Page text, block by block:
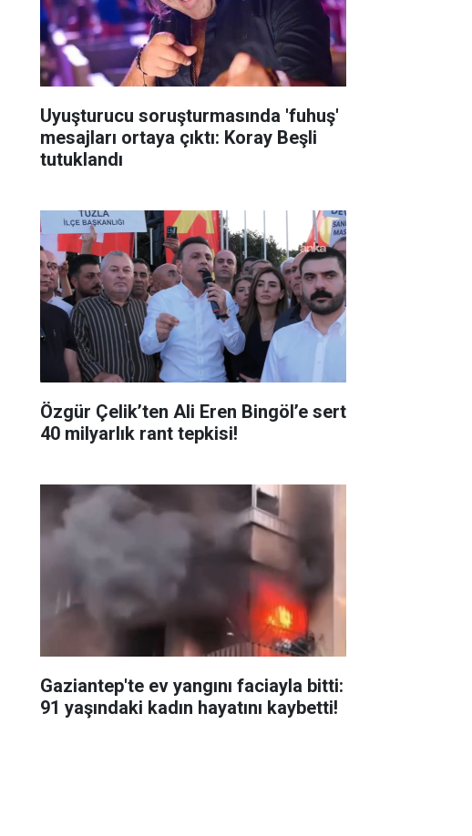
Uyuşturucu soruşturmasında 'fuhuş'
mesajları ortaya çıktı: Koray Beşli
tutuklandı
Özgür Çelik’ten Ali Eren Bingöl’e sert
40 milyarlık rant tepkisi!
Gaziantep'te ev yangını faciayla bitti:
91 yaşındaki kadın hayatını kaybetti!